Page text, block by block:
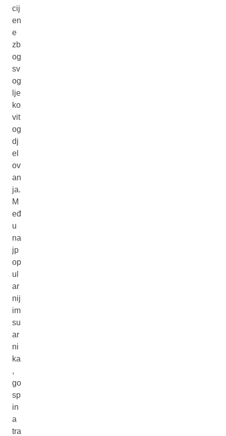
cij
en
e
zb
og
sv
og
lje
ko
vit
og
dj
el
ov
an
ja.
M
eđ
u
na
jp
op
ul
ar
nij
im
su
ar
ni
ka
,
go
sp
in
a
tra